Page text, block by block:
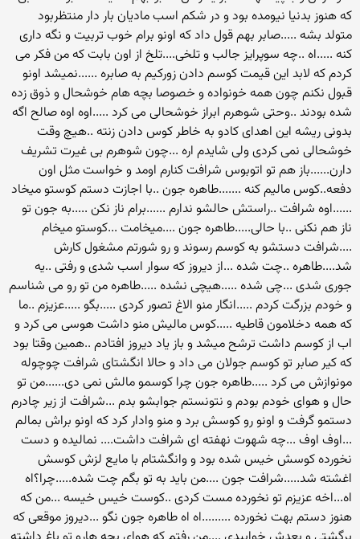
که هنوز بدنیا نیومده بود و در شکم اسب مادیان بار دار منتظربود
متولد بشه .....صابر بهم قول داد که اونو برام خوب تربیت و نگه داری
کنه .....اه ..چه سوپرایز جالب و تلخی....تلخ از اون بابت که من فکر می
کردم که لابد این قیمت کوسم دادن زورکیم به صابره ......نمیشد اونو
قبول نکنم چون همه خونواده و خصوصا بچه هام خوشحال و ذوق زده
شده بودند ..وحتی شوهرم ابراز خوشحالی می کرد .....اوه اوه صالح اگه
بدونی ریشه این اهدای کادو به خاطر کوس دادن زنته ..هیچ وقت
خوشحالی نمی کردی ولی شایدم اره ...چون شوهرم بی غیرت تشریف
دارن......باز هم تو اتوبوس شرافت کنارم اومد و خواست مثل اون
دفعه..کوس مالیم کنه .......طاهره جون ..با اجازت دستم کوستو میخاد
......اوه شرافت ..راستش حالشو ندارم ......برام ناز نکن .....به جون تو
ناز هم نکنی ..با حالی.....طاهره جون ....میخامت ...کوستو میخام
....شرافت دستشو به کوسم رسوند و رو شورتم مشغول کارش
شد....طاهره ..چت شده ...از دیروز که سوار اسب شدی و رفتی ..یه
جوری شدی ...چی شده .....هیچی نشده .....طاهره من تو رو می شناسم
و خودم بزرگت کردم .....انگار منو الاغ تصور کردی .....بگو .....عزیزم ..ما
که همه دخلامون قاطیه .....کوس مالیش منو داشت هوسی می کرد و
اب از کوسم داشت ترشح میشد و باز یاد دیروز افتادم ..همین وقتا بود
که کیر صابر تو کوسم جولان می داد و حالا انگشتای شرافت چوچوله
مونوازش می کرد .....طاهره جون چرا کوسمو مالش نمی دی......من تو
حال و هوای خودم بودم و نتونستم جوابشو بدم ...شرافت از زیر چادرم
دستمو گرفت و اونو رو کوسش برد و منو وادار کرد که اونو براش بمالم
...اوف اوف ...چه شهوت نهفته ای شرافت داشت.... نمالیده و دست
نخورده کوسش خیس شده بود و وانگشتام با مایع لزش کوسش
اغشته شد.....شرافت جون ....من باید به تو بگم چت شده.....چرا؟اه
اه...اخه عزیزم تو نخورده مست کردی ..کوست خیس خیسه ...من که
هنوز دستم بهت نخورده .........اه اه طاهره جون نگو ...دیروز موقعی که